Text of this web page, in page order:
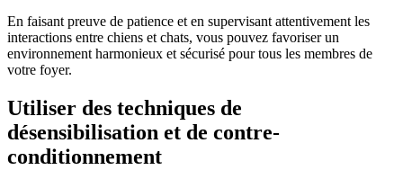
En faisant preuve de patience et en supervisant attentivement les
interactions entre chiens et chats, vous pouvez favoriser un
environnement harmonieux et sécurisé pour tous les membres de
votre foyer.
Utiliser des techniques de
désensibilisation et de contre-
conditionnement